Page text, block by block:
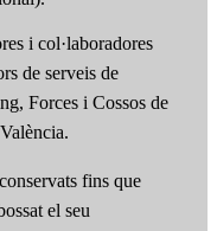
i col·laboradores
de serveis de
Forces i Cossos de
fins que
el seu